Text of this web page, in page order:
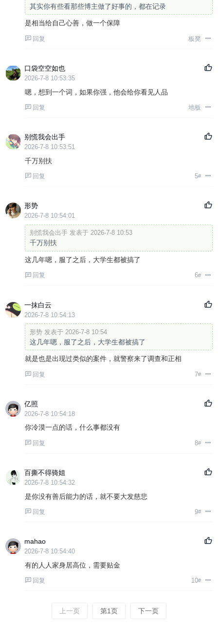
其实你有些看那些博主做了好事的，都在记录
是相当给自己心善，做一个保障
回复 板凳
口袋空空如也
2026-7-8 10:53:35
嗯，想到一个词，如果你强，他会给你看见人品
回复 地板
别慌我会出手
2026-7-8 10:53:51
千万别扶
回复 5#
形势
2026-7-8 10:54:01
别慌我会出手 发表于 2026-7-8 10:53
千万别扶
这几年嗯，服了之后，大学生都被搞了
回复 6#
一抹白云
2026-7-8 10:54:13
形势 发表于 2026-7-8 10:54
这几年嗯，服了之后，大学生都被搞了
就是也是出现过类似的案件，就警察来了调查和正相
回复 7#
亿照
2026-7-8 10:54:18
你冷漠一点的话，什么事都没有
回复 8#
百撕不得骑姐
2026-7-8 10:54:32
是你没有善后能力的话，就不要大发慈悲
回复 9#
mahao
2026-7-8 10:54:40
有的人人家身居高位，需要贴金
回复 10#
上一页 第1页 下一页